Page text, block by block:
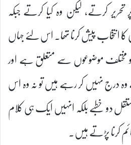
کرتے، لیکن وہ کیا کرتے جبکہ
کا انتخاب پیش کرنا تھا۔ اس لئے جہاں
دو مختلف موضوعوں سے متعلق ہے اور
درج نہیں کر رہے ہیں تو نہ وہ اس
دو خطبے بلکہ انہیں ایک ہی کلام
کرنا پڑتے ہیں۔